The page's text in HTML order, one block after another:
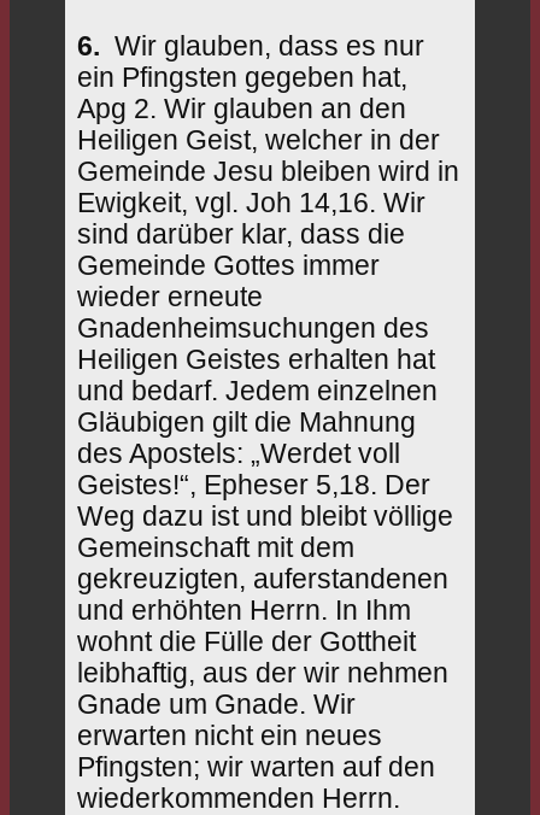
6. Wir glauben, dass es nur
ein Pfingsten gegeben hat,
Apg 2. Wir glauben an den
Heiligen Geist, welcher in der
Gemeinde Jesu bleiben wird in
Ewigkeit, vgl. Joh 14,16. Wir
sind darüber klar, dass die
Gemeinde Gottes immer
wieder erneute
Gnadenheimsuchungen des
Heiligen Geistes erhalten hat
und bedarf. Jedem einzelnen
Gläubigen gilt die Mahnung
des Apostels: „Werdet voll
Geistes!“, Epheser 5,18. Der
Weg dazu ist und bleibt völlige
Gemeinschaft mit dem
gekreuzigten, auferstandenen
und erhöhten Herrn. In Ihm
wohnt die Fülle der Gottheit
leibhaftig, aus der wir nehmen
Gnade um Gnade. Wir
erwarten nicht ein neues
Pfingsten; wir warten auf den
wiederkommenden Herrn.